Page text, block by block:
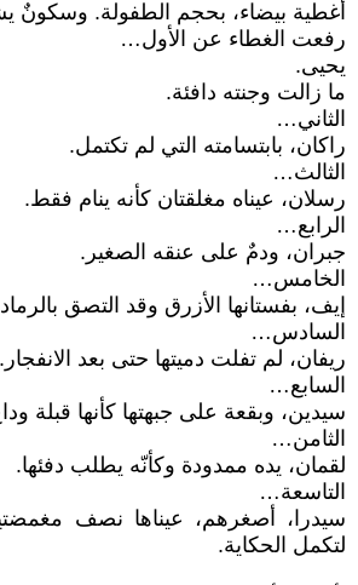
أغطية بيضاء، بحجم الطفولة. وسكونٌ
رفعت الغطاء عن الأول…
يحيى.
ما زالت وجنته دافئة.
الثاني…
راكان، بابتسامته التي لم تكتمل.
الثالث…
رسلان، عيناه مغلقتان كأنه ينام فقط.
الرابع…
جبران، ودمٌ على عنقه الصغير.
الخامس…
إيف، بفستانها الأزرق وقد التصق
السادس…
ريفان، لم تفلت دميتها حتى بعد الانفجار.
السابع…
سيدين، وبقعة على جبهتها كأنها قبلة
الثامن…
لقمان، يده ممدودة وكأنّه يطلب دفئها.
التاسعة…
سيدرا، أصغرهم، عيناها نصف
لتكمل الحكاية.